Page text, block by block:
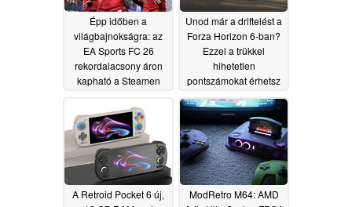
Épp időben a
világbajnokságra: az
EA Sports FC 26
rekordalacsony áron
kapható a Steamen
Unod már a driftelést a
Forza Horizon 6-ban?
Ezzel a trükkel
hihetetlen
pontszámokat érhetsz
06/13/2026
A Retroid Pocket 6 új,
ModRetro M64: AMD